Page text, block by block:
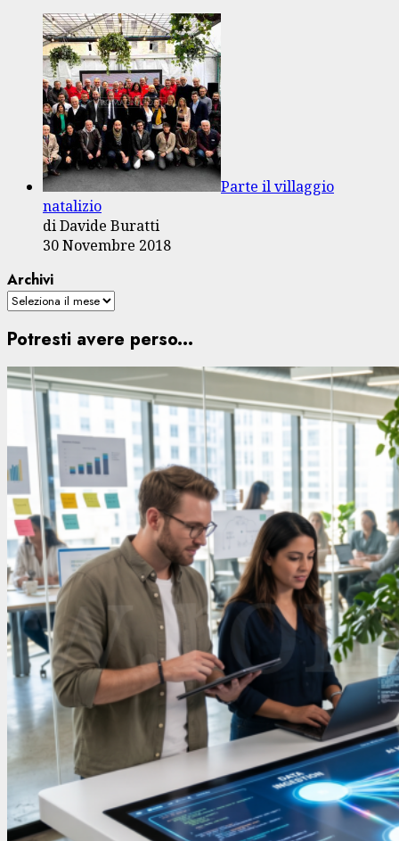
Parte il villaggio
natalizio
di Davide Buratti
30 Novembre 2018
Archivi
Potresti avere perso...